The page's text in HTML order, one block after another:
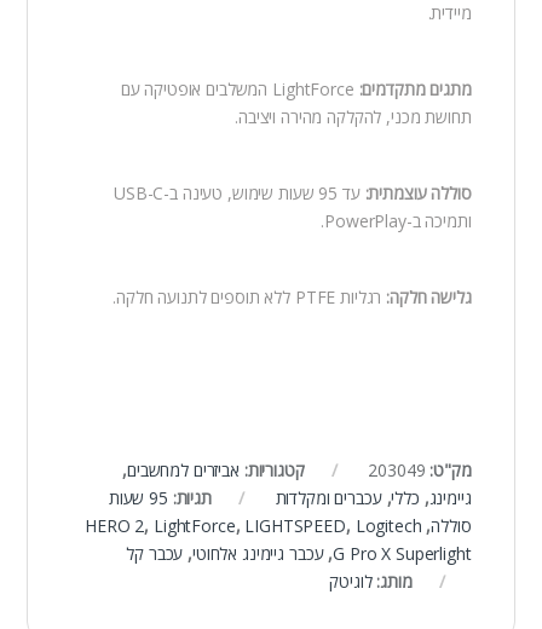
מיידית.
מתגים מתקדמים:
LightForce המשלבים אופטיקה עם
תחושת מכני, להקלקה מהירה ויציבה.
סוללה עוצמתית:
עד 95 שעות שימוש, טעינה ב-USB-C
ותמיכה ב-PowerPlay.
גלישה חלקה: רגליות PTFE ללא תוספים לתנועה חלקה.
מק"ט: 203049 קטגוריות: אביזרים למחשבים,
גיימינג, כללי,עכברים ומקלדות תגיות:
95 שעות
סוללה,
HERO 2, LightForce, LIGHTSPEED, Logitech
G Pro X Superlight
,עכבר גיימינג אלחוטי, עכבר קל
מותג:לוגיטק